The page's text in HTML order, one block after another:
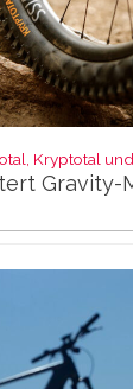
Kryptotal
Gravity-